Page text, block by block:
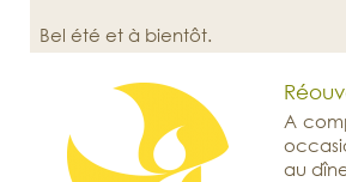
Bel été et à bientôt.
A
au